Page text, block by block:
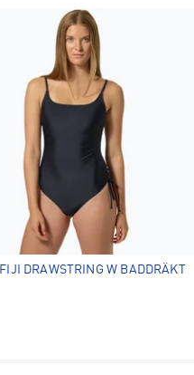
FIJI DRAWSTRING W BADDRÄKT